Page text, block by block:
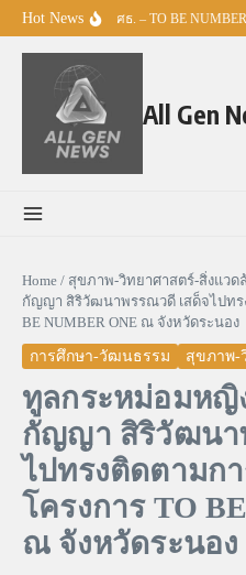
Skip to content
Hot News ศธ. – TO BE
All Gen
Home / สุขภาพ-วิทยาศาสตร์-สิ่งแวด
กัญญา สิริวัฒนาพรรณวดี เสด็จไปทร
BE NUMBER ONE ณ จังหวัดระนอง
การศึกษา-วัฒนธรรม สุขภาพ-
ทูลกระหม่อมหญิ
กัญญา สิริวัฒนา
ไปทรงติดตามก
โครงการ TO
ณ จังหวัดระนอง